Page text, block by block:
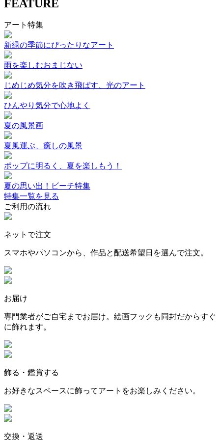
FEATURE
アート特集
新緑の季節にぴったりなアート
雨を楽しむおまじない
じめじめ気分を吹き飛ばす、光のアート
ひんやり気分で心地よく
夏の風景画
夏風運ぶ、癒しの風景
ポップに明るく、夏を楽しもう！
夏の思い出！ビーチ特集
特集一覧を見る
ご利用の流れ
ネットで注文
スマホやパソコンから、作品と配送希望日を選んで注文。
お届け
専門業者がご自宅までお届け。絵画フックも同封だからすぐ
に飾れます。
飾る・鑑賞する
お好きなスペースに飾ってアートをお楽しみください。
交換・返送